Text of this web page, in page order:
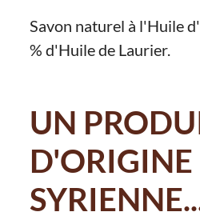
Savon naturel à l'Huile
% d'Huile de Laurier.
UN
D'ORIGINE